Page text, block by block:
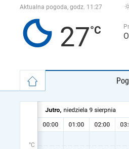
Aktualna pogoda, godz. 11:27
27
°C